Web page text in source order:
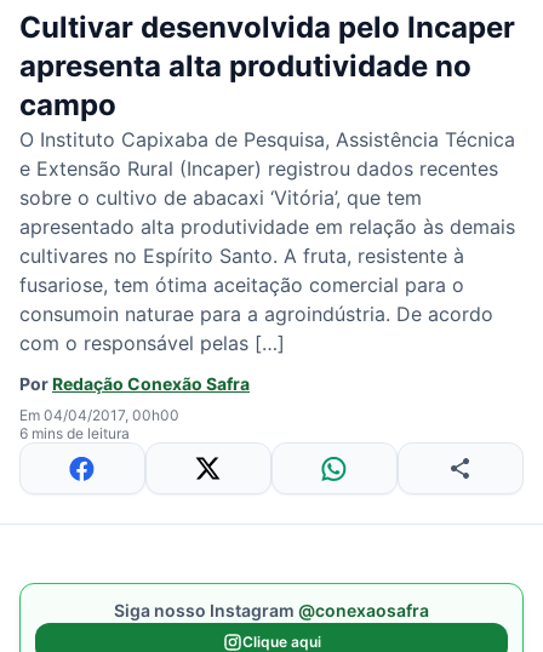
Cultivar desenvolvida pelo Incaper
apresenta alta produtividade no
campo
O Instituto Capixaba de Pesquisa, Assistência Técnica
e Extensão Rural (Incaper) registrou dados recentes
sobre o cultivo de abacaxi ‘Vitória’, que tem
apresentado alta produtividade em relação às demais
cultivares no Espírito Santo. A fruta, resistente à
fusariose, tem ótima aceitação comercial para o
consumoin naturae para a agroindústria. De acordo
com o responsável pelas […]
PorRedação Conexão Safra
Em 04/04/2017, 00h00
6 mins de leitura
Siga nosso Instagram @conexaosafra
Clique aqui